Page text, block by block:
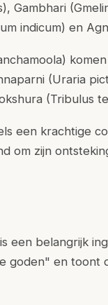
Gambhari
indicum) en
(Uraria
(Tribulus
een krachtige
om zijn
een belangrijk
goden" en